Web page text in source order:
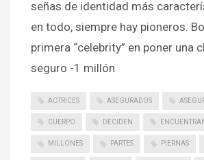
señas de identidad más
en todo, siempre hay pioneros.
primera “celebrity” en poner una
seguro -1 millón
ACTRICES ASEGURADOS
CUERPO DECIDEN
MILLONES PARTES PIERNAS